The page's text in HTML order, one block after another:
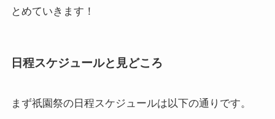
とめていきます！
日程スケジュールと見どころ
まず祇園祭の日程スケジュールは以下の通りです。